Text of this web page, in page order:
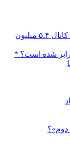
*رکوردشکنی تاریخی بورس با فتح کانال کانال ۵.۴ میلیون
دوم»؟